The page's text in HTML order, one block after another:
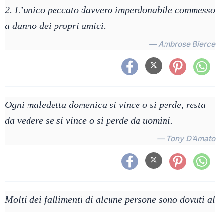
2. L’unico peccato davvero imperdonabile commesso
a danno dei propri amici.
— Ambrose Bierce
Ogni maledetta domenica si vince o si perde, resta
da vedere se si vince o si perde da uomini.
— Tony D’Amato
Molti dei fallimenti di alcune persone sono dovuti al